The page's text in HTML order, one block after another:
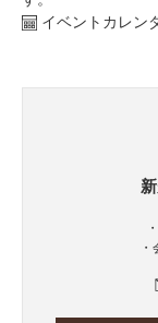
イベントカレン